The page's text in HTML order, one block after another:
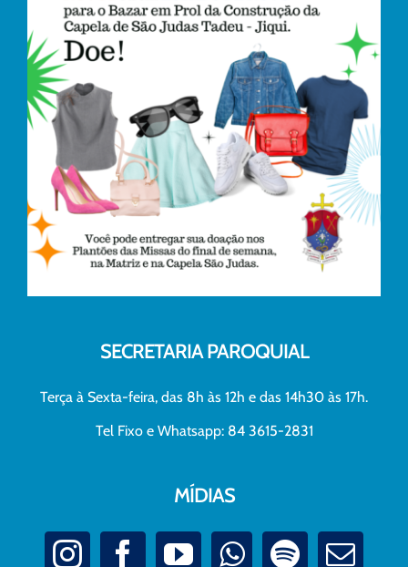
SECRETARIA PAROQUIAL
Terça à Sexta-feira, das 8h às 12h e das 14h30 às 17h.
Tel Fixo e Whatsapp: 84 3615-2831
MÍDIAS